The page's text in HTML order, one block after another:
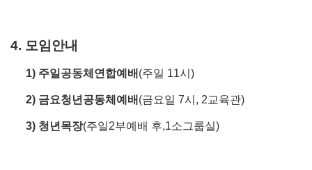
4. 모임안내
1) 주일공동체연합예배 (주일 11시)
2) 금요청년공동체예배 (금요일7시 , 2교육관)
3) 청년목장(주일2부예배 후,1소그룹실)